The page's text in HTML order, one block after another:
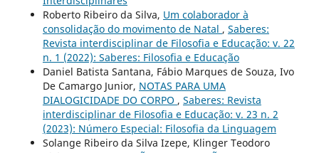
Roberto Ribeiro da Silva, Um colaborador à
consolidação do movimento de Natal , Saberes:
Revista interdisciplinar de Filosofia e Educação: v. 22
n. 1 (2022): Saberes: Filosofia e Educação
Daniel Batista Santana, Fábio Marques de Souza, Ivo
De Camargo Junior, NOTAS PARA UMA
DIALOGICIDADE DO CORPO , Saberes: Revista
interdisciplinar de Filosofia e Educação: v. 23 n. 2
(2023): Número Especial: Filosofia da Linguagem
Solange Ribeiro da Silva Izepe, Klinger Teodoro